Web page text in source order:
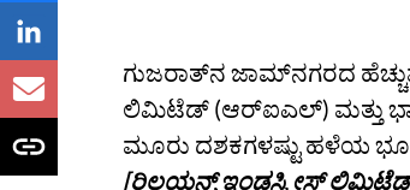
ಗುಜರಾತ್‌ನ ಜಾಮ್‌ನಗರದ
ಲಿಮಿಟೆಡ್ (ಆರ್‌ಐಎಲ್) ಮತ್ತು
ಮೂರು ದಶಕಗಳಷ್ಟು ಹಳೆಯ ಭೂ
[ರಿಲಯನ್ಸ್ ಇಂಡಸ್ಟ್ರೀಸ್